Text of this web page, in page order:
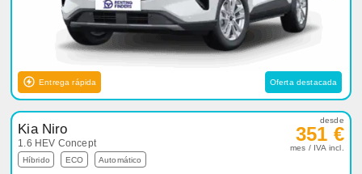
Entrega rápida Oferta destacada
Kia Niro
1.6 HEV Concept
Híbrido ECO Automático
desde
351 €
mes / IVA incl.